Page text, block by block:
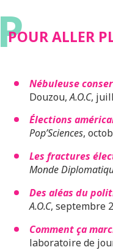
P
POUR ALLER
Nébuleuse
Douzou,A.O.C,
Élections
Pop’Sciences,
Les fractures
Monde
Des aléas du
A.O.C, septembre
Comment ça
laboratoire de